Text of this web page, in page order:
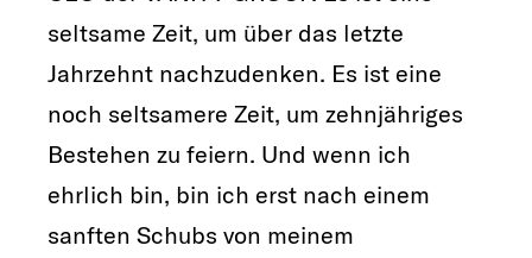
seltsame Zeit, um über das letzte
Jahrzehnt nachzudenken. Es ist eine
noch seltsamere Zeit, um zehnjähriges
Bestehen zu feiern. Und wenn ich
ehrlich bin, bin ich erst nach einem
sanften Schubs von meinem